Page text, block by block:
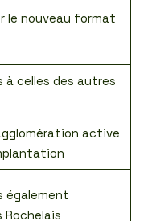
le nouveau format
à celles des autres
active
également
Rochelais